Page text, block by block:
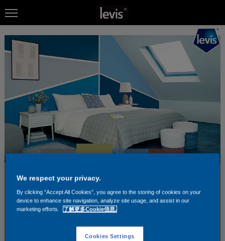
We respect your privacy.
By clicking “Accept All Cookies”, you agree to the storing of cookies on your
device to enhance site navigation, analyze site usage, and assist in our
marketing efforts.
了解更多Cookie信息.
Cookies Settings